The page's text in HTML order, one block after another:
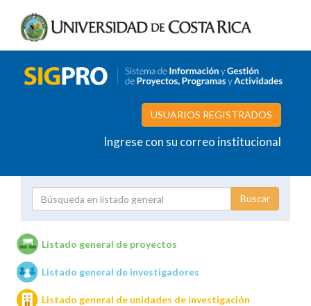
USUARIOS REGISTRADOS
Ingrese con su correo institucional
Unidades de investigación
Listado general de proyectos
Listado general de investigadores
Listado general de unidades de investigación